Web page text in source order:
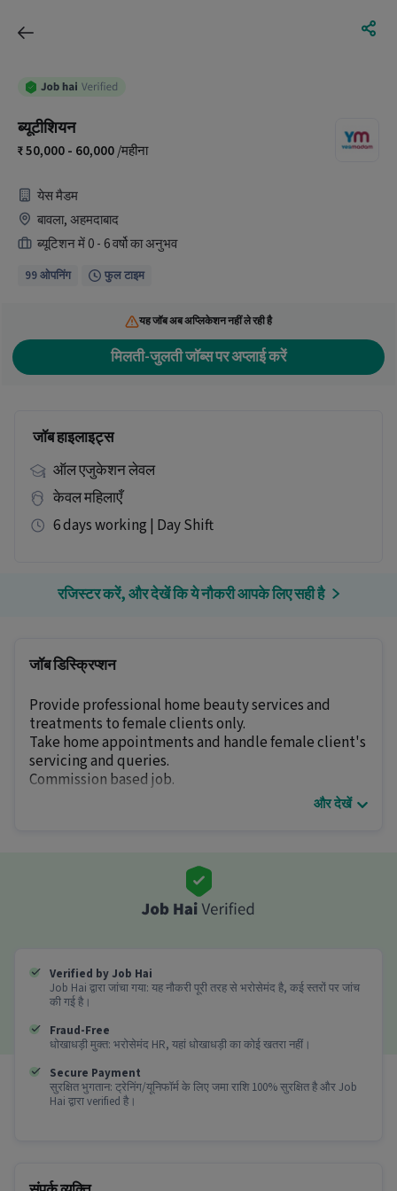
ब्यूटीशियन
50,000 - 60,000/महीना
येस मैडम
बावला, अहमदाबाद
ब्यूटिशन में 0 - 6 वर्षो का अनुभव
99 ओपनिंग फुल टाइम
यह जॉब अब अप्लिकेशन नहीं ले रही है
मिलती-जुलती जॉब्स पर अप्लाई करें
जॉब हाइलाइट्स
ऑल एजुकेशन लेवल
केवल महिलाएँ
6 days working | Day Shift
रजिस्टर करें, और देखें कि ये नौकरी आपके लिए सही है
जॉब डिस्क्रिप्शन
Provide professional home beauty services and
treatments to female clients only.
Take home appointments and handle female client's
servicing and queries.
Commission based job.
वाले उम्मीदवारों की जरुरत है।
इस Beautician जाब के बारे में अधिक जानकारी
Ans :ऑल एजुकेशन लेवल योग्यता और 0-6 साल का अनुभव
रखने वाले उम्मीदवार इस Beautician role के लिए आवेदन
इस role में सैलरी और job type क्या है?
Ans :इस Beautician job में सैलरी ₹50,000-₹60,000 प्रति
माह है। यह एक Full Time job है।
और देखें
Verified by Job Hai
Job Hai द्वारा जांचा गया: यह नौकरी पूरी तरह से भरोसेमंद है, कई स्तरों पर जांच
की गई है।
Fraud-Free
धोखाधड़ी मुक्त: भरोसेमंद HR, यहां धोखाधड़ी का कोई खतरा नहीं।
Secure Payment
सुरक्षित भुगतान: ट्रेनिंग/यूनिफॉर्म के लिए जमा राशि 100% सुरक्षित है और Job
Hai द्वारा verified है।